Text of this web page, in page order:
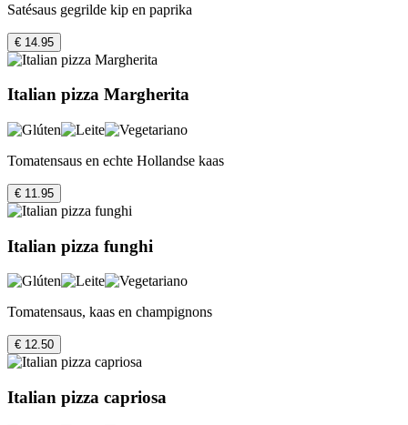
Satésaus gegrilde kip en paprika
€ 14.95
Italian pizza Margherita
Tomatensaus en echte Hollandse kaas
€ 11.95
Italian pizza funghi
Tomatensaus, kaas en champignons
€ 12.50
Italian pizza capriosa